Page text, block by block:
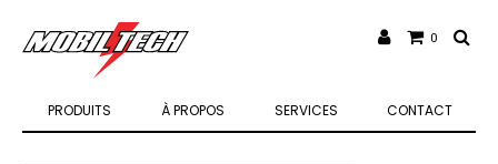
PRODUITS À PROPOS SERVICES CONTACT
0